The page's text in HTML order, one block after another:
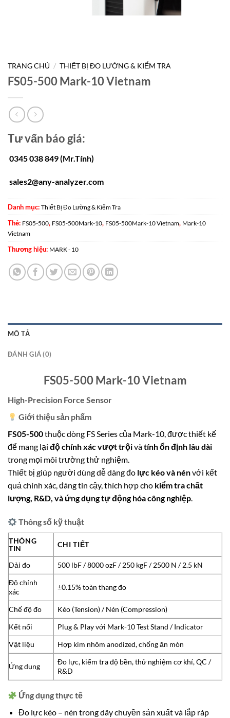
TRANG CHỦ / THIẾT BỊ ĐO LƯỜNG & KIỂM TRA
FS05-500 Mark-10 Vietnam
Tư vấn báo giá:
0345 038 849 (Mr.Tính)
sales2@any-analyzer.com
Danh mục: Thiết Bị Đo Lường & Kiểm Tra
Thẻ: FS05-500, FS05-500Mark-10, FS05-500Mark-10 Vietnam, Mark-10
Vietnam
Thương hiệu: MARK - 10
MÔ TẢ
ĐÁNH GIÁ (0)
FS05-500 Mark-10 Vietnam
High-Precision Force Sensor
Giới thiệu sản phẩm
FS05-500thuộc dòng FS Series của Mark-10, được thiết kế
để mang lại độ chính xác vượt trộivàtính ổn định lâu dài
trong mọi môi trường thử nghiệm.
Thiết bị giúp người dùng dễ dàng đo lực kéo và nénvới kết
quả chính xác, đáng tin cậy, thích hợp cho kiểm tra chất
lượng, R&D, và ứng dụng tự động hóa công nghiệp.
Thông số kỹ thuật
THÔNG
TIN
CHI TIẾT
Dải đo
500 lbF / 8000 ozF / 250 kgF / 2500 N / 2.5 kN
Độ chính
xác
±0.15% toàn thang đo
Chế độ đo
Kéo (Tension) / Nén (Compression)
Kết nối
Plug & Play với Mark-10 Test Stand / Indicator
Vật liệu
Hợp kim nhôm anodized, chống ăn mòn
Ứng dụng
Đo lực, kiểm tra độ bền, thử nghiệm cơ khí, QC /
R&D
Ứng dụng thực tế
Đo lực kéo – nén trong dây chuyền sản xuất và lắp ráp